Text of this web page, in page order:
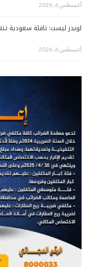
أغسطس 6, 2026
لويدز ليست: ناقلة سعودية
أغسطس 6, 2026